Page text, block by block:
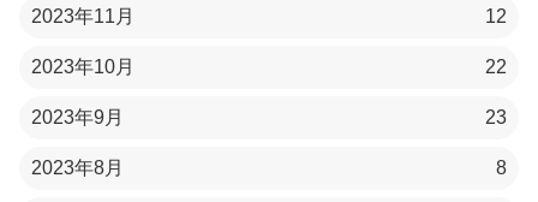
2023年11月 12
2023年10月 22
2023年9月 23
2023年8月 8